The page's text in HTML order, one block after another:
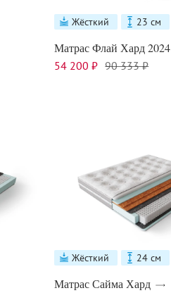
Жёсткий 23 см
Матрас Флай Хард 2024
54 200 ₽ 90 333 ₽
Жёсткий 24 см
Матрас Сайма Хард